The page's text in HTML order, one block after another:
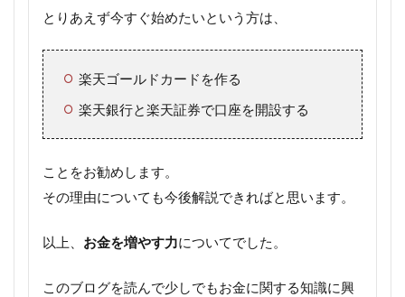
とりあえず今すぐ始めたいという方は、
楽天ゴールドカードを作る
楽天銀行と楽天証券で口座を開設する
ことをお勧めします。
その理由についても今後解説できればと思います。
以上、 お金を増やす力についてでした。
このブログを読んで少しでもお金に関する知識に興